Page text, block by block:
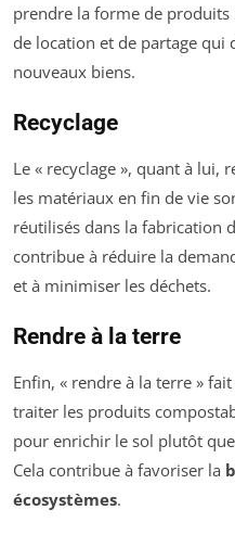
prendre la forme de
de location et de partage
nouveaux biens.
Recyclage
Le « recyclage », quant à lui,
les matériaux en fin de vie
réutilisés dans la fabrication
contribue à réduire la
et à minimiser les déchets.
Rendre à la terre
Enfin, « rendre à la terre »
traiter les produits
pour enrichir le sol plutôt
Cela contribue à favoriser la
écosystèmes.